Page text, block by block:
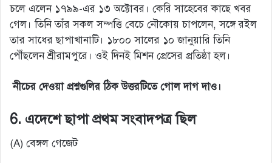
চলে এলেন ১৭৯৯-এর ১৩ অক্টোবর। কেরি সাহেবের কাছে খবর
গেল। তিনি তাঁর সকল সম্পত্তি বেচে নৌকোয় চাপলেন, সঙ্গে রইল
তার সাধের ছাপাখানাটি। ১৮০০ সালের ১০ জানুয়ারি তিনি
পৌঁছলেন শ্রীরামপুরে। ওই দিনই মিশন প্রেসের প্রতিষ্ঠা হল।
নীচের দেওয়া প্রশ্নগুলির ঠিক উত্তরটিতে গোল দাগ দাও।
6. এদেশে ছাপা প্রথম সংবাদপত্র ছিল
(A) বেঙ্গল গেজেট